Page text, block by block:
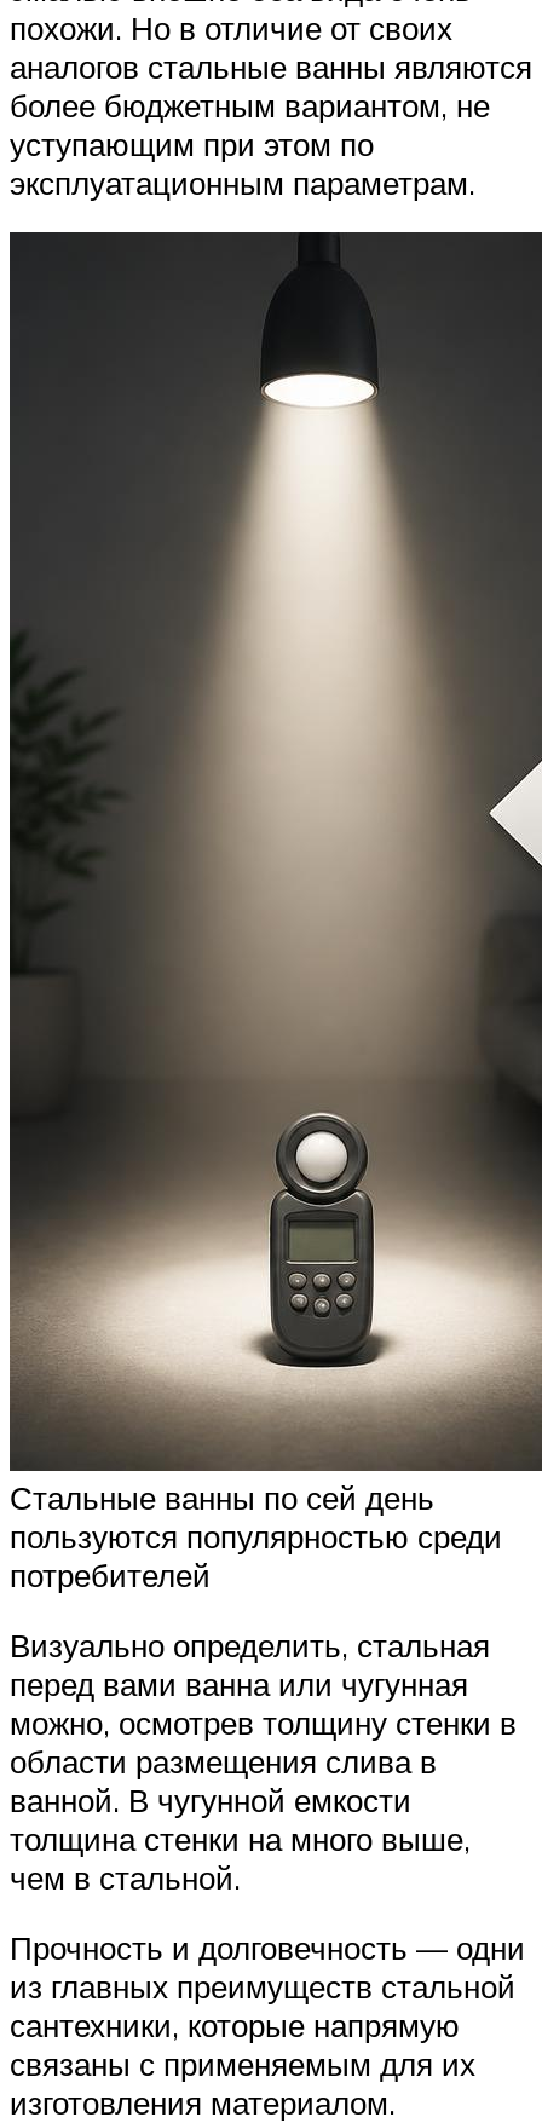
похожи. Но в отличие от своих
аналогов стальные ванны являются
более бюджетным вариантом, не
уступающим при этом по
эксплуатационным параметрам.
Стальные ванны по сей день
пользуются популярностью среди
потребителей
Визуально определить, стальная
перед вами ванна или чугунная
можно, осмотрев толщину стенки в
области размещения слива в
ванной. В чугунной емкости
толщина стенки на много выше,
чем в стальной.
Прочность и долговечность — одни
из главных преимуществ стальной
сантехники, которые напрямую
связаны с применяемым для их
изготовления материалом.